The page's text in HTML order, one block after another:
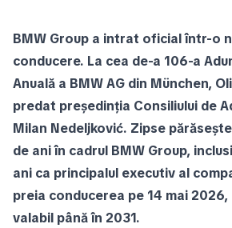
BMW Group a intrat oficial într-o
conducere. La cea de-a 106-a
Anuală a BMW AG din München,
predat președinția Consiliului de
Milan Nedeljković. Zipse
de ani în cadrul BMW Group,
ani ca principalul executiv al
preia conducerea pe 14 mai
valabil până în 2031.